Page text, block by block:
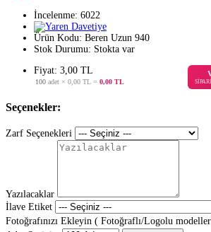
İncelenme: 6022
Ürün Kodu: Beren Uzun 940
Stok Durumu: Stokta var
Fiyat: 3,00 TL
100 adet × 0,00 TL = 0,00 TL
Seçenekler:
Zarf Seçenekleri
Yazılacaklar
İlave Etiket
Fotoğrafınızı Ekleyin ( Fotoğraflı/Logolu